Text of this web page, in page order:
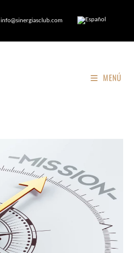
info@sinergiasclub.com
MENÚ